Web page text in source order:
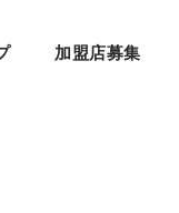
加盟店募集